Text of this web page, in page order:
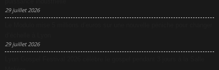
29 juillet 2026
29 juillet 2026